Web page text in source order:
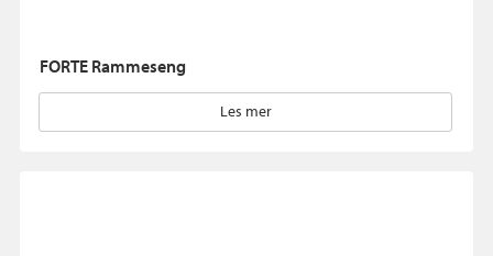
FORTE Rammeseng
Les mer